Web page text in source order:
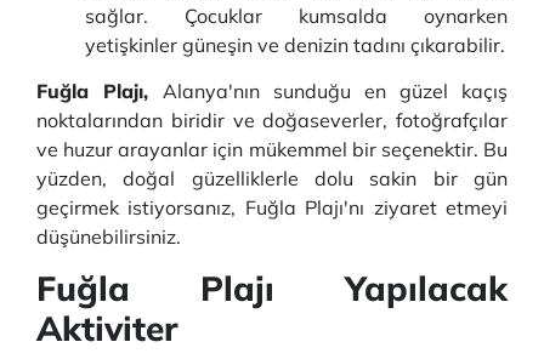
sağlar. Çocuklar kumsalda oynarken
yetişkinler güneşin ve denizin tadını çıkarabilir.
Fuğla Plajı, Alanya'nın sunduğu en güzel kaçış
noktalarından biridir ve doğaseverler, fotoğrafçılar
ve huzur arayanlar için mükemmel bir seçenektir. Bu
yüzden, doğal güzelliklerle dolu sakin bir gün
geçirmek istiyorsanız, Fuğla Plajı'nı ziyaret etmeyi
düşünebilirsiniz.
Fuğla Plajı Yapılacak
Aktiviter